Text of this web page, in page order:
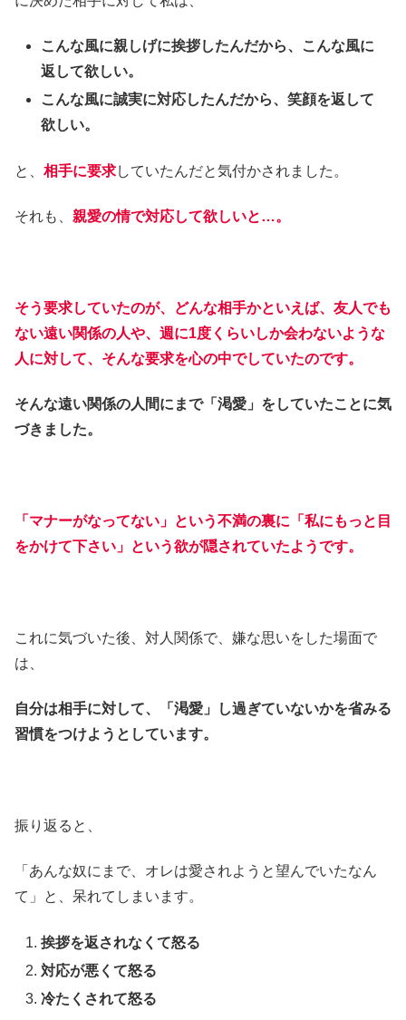
こんな風に親しげに挨拶したんだから、こんな風に
返して欲しい。
こんな風に誠実に対応したんだから、笑顔を返して
欲しい。
と、 相手に要求していたんだと気付かされました。
それも、 親愛の情で対応して欲しいと…。
そう要求していたのが、どんな相手かといえば、友人でも
ない遠い関係の人や、週に1度くらいしか会わないような
人に対して、そんな要求を心の中でしていたのです。
そんな遠い関係の人間にまで「渇愛」をしていたことに気
づきました。
「マナーがなってない」という不満の裏に「私にもっと目
をかけて下さい」という欲が隠されていたようです。
これに気づいた後、対人関係で、嫌な思いをした場面で
は、
自分は相手に対して、「渇愛」し過ぎていないかを省みる
習慣をつけようとしています。
振り返ると、
「あんな奴にまで、オレは愛されようと望んでいたなん
て」と、呆れてしまいます。
挨拶を返されなくて怒る
対応が悪くて怒る
冷たくされて怒る